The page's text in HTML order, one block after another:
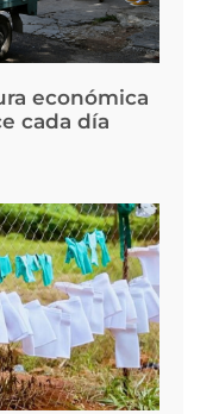
económica
cada día